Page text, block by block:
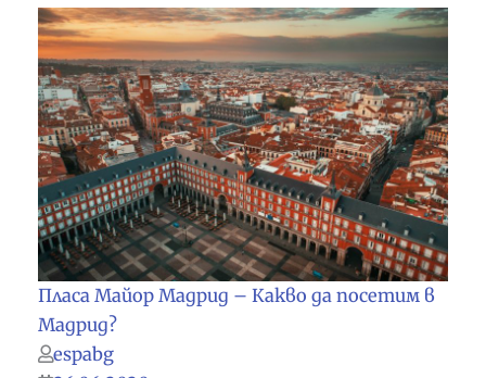
Пласа Майор Мадрид – Какво да посетим в
Мадрид?
espabg